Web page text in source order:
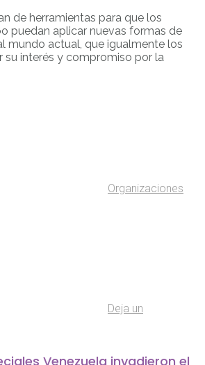
de herramientas para que los
puedan aplicar nuevas formas de
mundo actual, que igualmente los
su interés y compromiso por la
Organizaciones
Deja un
Venezuela invadieron el